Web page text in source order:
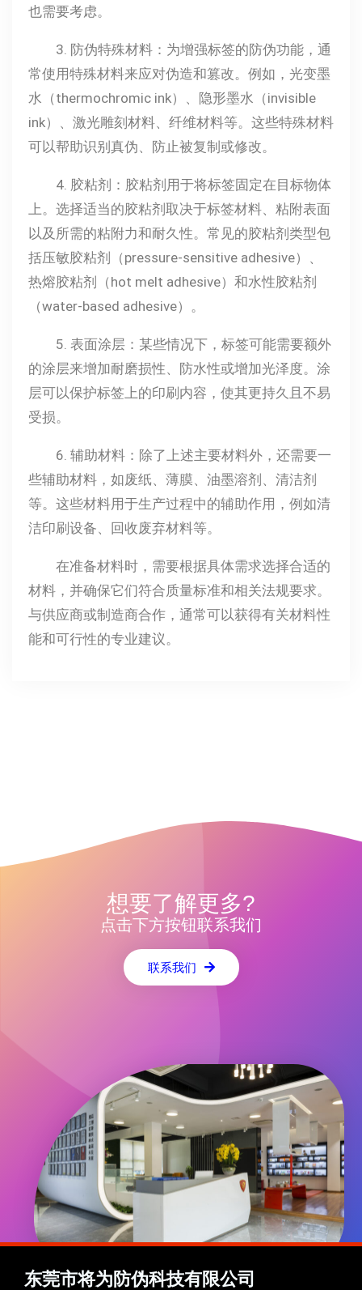
也需要考虑。
3. 防伪特殊材料：为增强标签的防伪功能，通
常使用特殊材料来应对伪造和篡改。例如，光变墨
水（thermochromic ink）、隐形墨水（invisible
ink）、激光雕刻材料、纤维材料等。这些特殊材料
可以帮助识别真伪、防止被复制或修改。
4. 胶粘剂：胶粘剂用于将标签固定在目标物体
上。选择适当的胶粘剂取决于标签材料、粘附表面
以及所需的粘附力和耐久性。常见的胶粘剂类型包
括压敏胶粘剂（pressure-sensitive adhesive）、
热熔胶粘剂（hot melt adhesive）和水性胶粘剂
（water-based adhesive）。
5. 表面涂层：某些情况下，标签可能需要额外
的涂层来增加耐磨损性、防水性或增加光泽度。涂
层可以保护标签上的印刷内容，使其更持久且不易
受损。
6. 辅助材料：除了上述主要材料外，还需要一
些辅助材料，如废纸、薄膜、油墨溶剂、清洁剂
等。这些材料用于生产过程中的辅助作用，例如清
洁印刷设备、回收废弃材料等。
在准备材料时，需要根据具体需求选择合适的
材料，并确保它们符合质量标准和相关法规要求。
与供应商或制造商合作，通常可以获得有关材料性
能和可行性的专业建议。
想要了解更多?
点击下方按钮联系我们
联系我们
东莞市将为防伪科技有限公司